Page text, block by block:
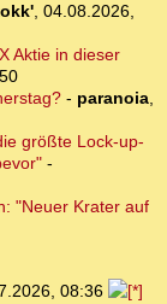
, 04.08.2026,
Aktie in dieser
- paranoia,
größte Lock-up-
-
"Neuer Krater auf
08:36